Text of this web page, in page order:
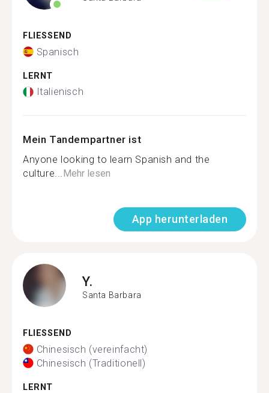
FLIESSEND
Spanisch
LERNT
Italienisch
Mein Tandempartner ist
Anyone looking to learn Spanish and the
culture...Mehr lesen
App herunterladen
Y.
Santa Barbara
FLIESSEND
Chinesisch (vereinfacht)
Chinesisch (Traditionell)
LERNT